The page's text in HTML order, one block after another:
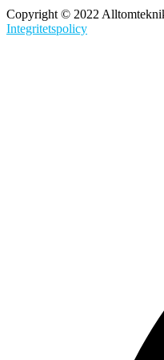
Copyright © 2022
Integritetspolicy